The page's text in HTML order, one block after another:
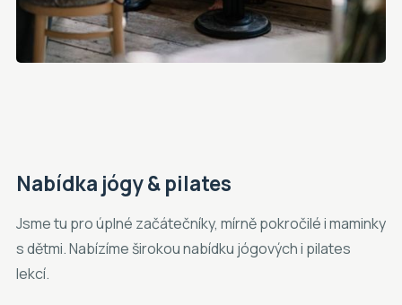
Nabídka jógy & pilates
Jsme tu pro úplné začátečníky, mírně pokročilé i maminky
s dětmi. Nabízíme širokou nabídku jógových i pilates
lekcí.